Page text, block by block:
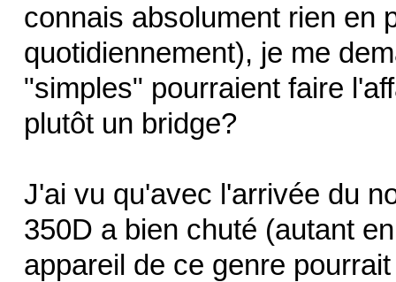
connais absolument rien en
quotidiennement), je me
"simples" pourraient faire
plutôt un bridge?
J'ai vu qu'avec l'arrivée du
350D a bien chuté (autant
appareil de ce genre